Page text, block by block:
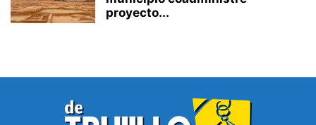
proyecto...